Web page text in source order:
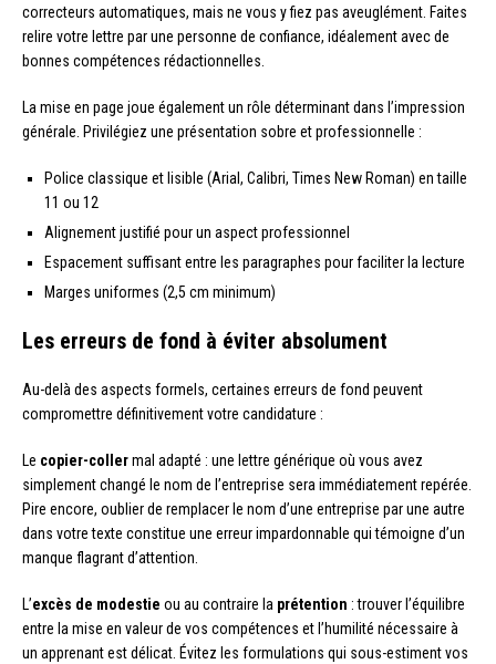
correcteurs automatiques, mais ne vous y fiez pas aveuglément. Faites
relire votre lettre par une personne de confiance, idéalement avec de
bonnes compétences rédactionnelles.
La mise en page joue également un rôle déterminant dans l’impression
générale. Privilégiez une présentation sobre et professionnelle :
Police classique et lisible (Arial, Calibri, Times New Roman) en taille
11 ou 12
Alignement justifié pour un aspect professionnel
Espacement suffisant entre les paragraphes pour faciliter la lecture
Marges uniformes (2,5 cm minimum)
Les erreurs de fond à éviter absolument
Au-delà des aspects formels, certaines erreurs de fond peuvent
compromettre définitivement votre candidature :
Le copier-collermal adapté : une lettre générique où vous avez
simplement changé le nom de l’entreprise sera immédiatement repérée.
Pire encore, oublier de remplacer le nom d’une entreprise par une autre
dans votre texte constitue une erreur impardonnable qui témoigne d’un
manque flagrant d’attention.
L’excès de modestie ou au contraire la prétention : trouver l’équilibre
entre la mise en valeur de vos compétences et l’humilité nécessaire à
un apprenant est délicat. Évitez les formulations qui sous-estiment vos